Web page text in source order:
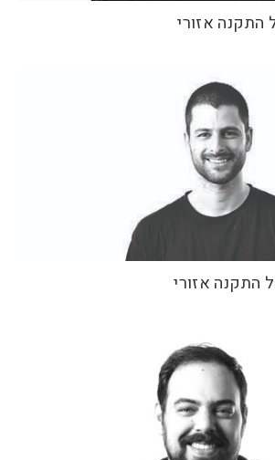
התקנה אזורי
התקנה אזורי